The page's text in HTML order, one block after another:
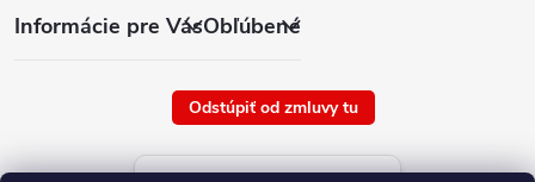
Informácie pre VásObľúbené
Odstúpiť od zmluvy tu